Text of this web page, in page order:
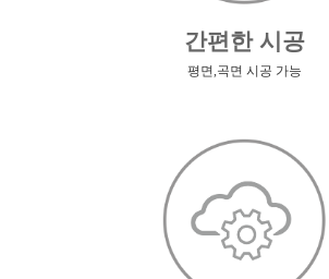
간편한 시공
평면,곡면 시공 가능